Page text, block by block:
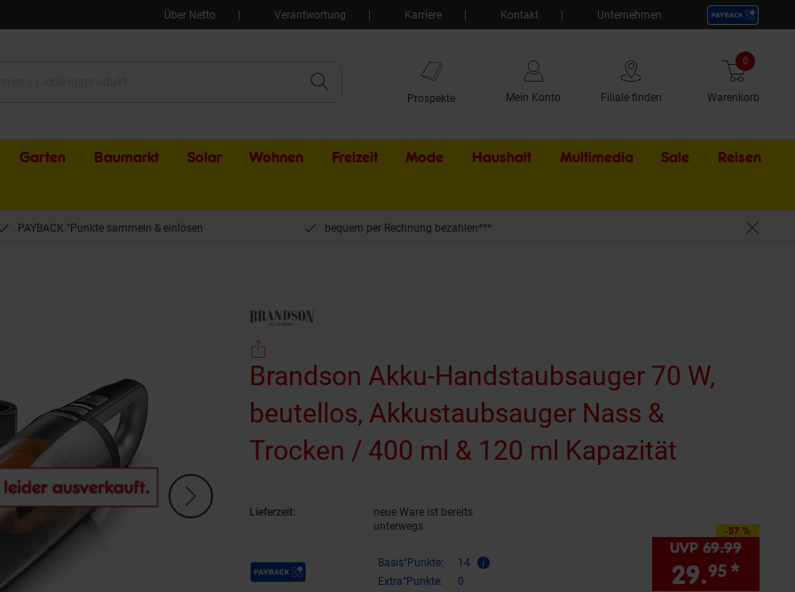
Über Netto Verantwortung Karriere Kontakt Unternehmen
Prospekte Mein Konto Filiale finden Warenkorb
0 Artikel
Garten Baumarkt Solar Wohnen Freizeit Mode Haushalt Multimedia Sale Externer
Reisen
PAYBACK °Punkte sammeln & einlösen bequem per Rechnung bezahlen***
Brandson Akku-Handstaubsauger 70 W,
beutellos, Akkustaubsauger Nass &
Trocken / 400 ml & 120 ml Kapazität
Lieferzeit:
neue Ware ist bereits
unterwegs
Payback Punkte Basis°Punkte:
14
Extra°Punkte:
0
-57 %
Sie Sparen 57 Prozent,
UVP 69.99
29.95 *